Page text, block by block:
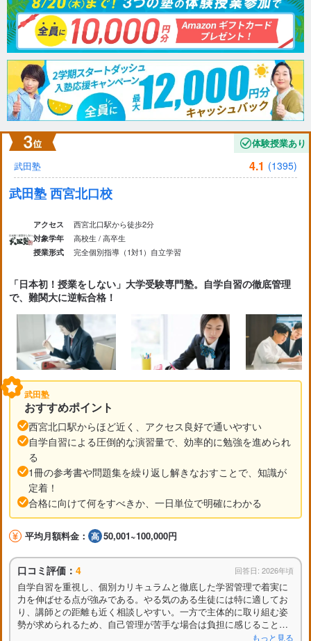
体験授業あり
武田塾
4.1 (1395)
武田塾 西宮北口校
アクセス 西宮北口駅から徒歩2分
対象学年 高校生 / 高卒生
授業形式 完全個別指導（1対1） 自立学習
「日本初！授業をしない」大学受験専門塾。自学自習の徹底管理
で、難関大に逆転合格！
武田塾
おすすめポイント
西宮北口駅からほど近く、アクセス良好で通いやすい
自学自習による圧倒的な演習量で、効率的に勉強を進められ
る
1冊の参考書や問題集を繰り返し解きなおすことで、知識が
定着！
合格に向けて何をすべきか、一日単位で明確にわかる
平均月額料金： 50,001~100,000円
口コミ評価： 4 回答日: 2026年頃
自学自習を重視し、個別カリキュラムと徹底した学習管理で着実に
力を伸ばせる点が強みである。やる気のある生徒には特に適してお
り、講師との距離も近く相談しやすい。一方で主体的に取り組む姿
勢が求められるため、自己管理が苦手な場合は負担に感じることも
もっと見る